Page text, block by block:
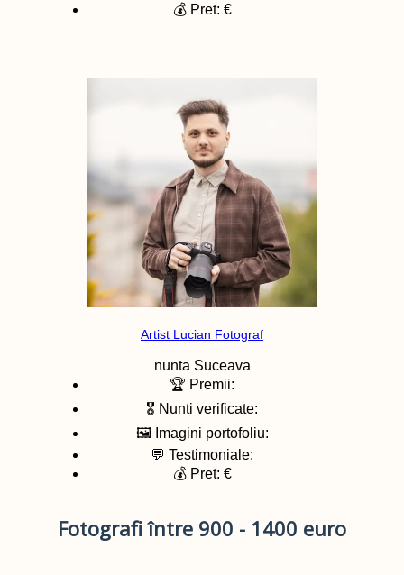
💰 Pret: €
Artist Lucian Fotograf
nunta Suceava
🏆 Premii:
🎖️ Nunti verificate:
🖼️ Imagini portofoliu:
💬 Testimoniale:
💰 Pret: €
Fotografi între 900 - 1400 euro